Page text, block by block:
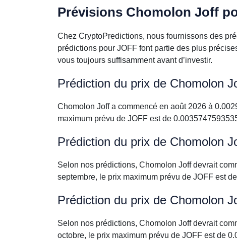
Prévisions Chomolon Joff
Chez CryptoPredictions, nous fournissons des
prédictions pour JOFF font partie des plus
vous toujours suffisamment avant d’investir.
Prédiction du prix de Chomolon
Chomolon Joff a commencé en août 2026 à
maximum prévu de JOFF est de
Prédiction du prix de Chomolon
Selon nos prédictions, Chomolon Joff devrait
septembre, le prix maximum prévu de JOFF est
Prédiction du prix de Chomolon
Selon nos prédictions, Chomolon Joff devrait
octobre, le prix maximum prévu de JOFF est de